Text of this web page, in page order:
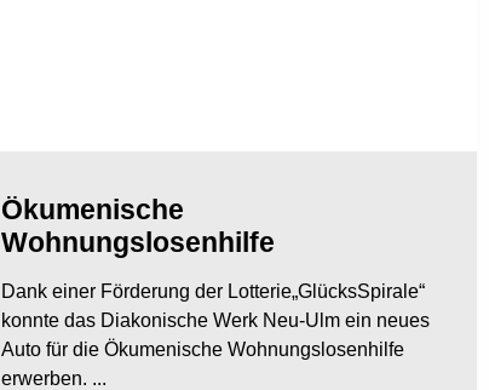
Ökumenische
Wohnungslosenhilfe
Dank einer Förderung der Lotterie„GlücksSpirale“
konnte das Diakonische Werk Neu-Ulm ein neues
Auto für die Ökumenische Wohnungslosenhilfe
erwerben. ...